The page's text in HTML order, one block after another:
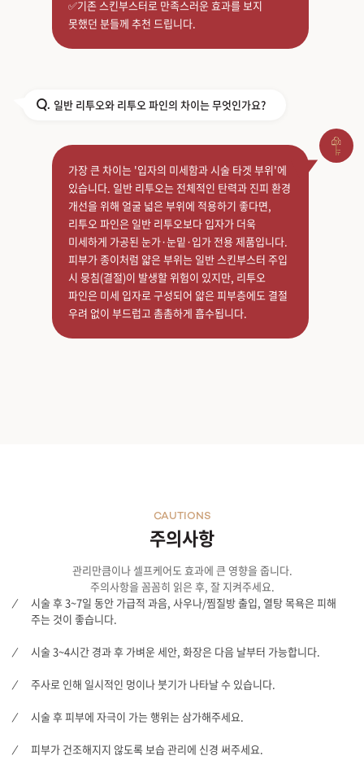
✅기존 스킨부스터로 만족스러운 효과를 보지
못했던 분들께 추천 드립니다.
Q. 일반 리투오와 리투오 파인의 차이는 무엇인가요?
가장 큰 차이는 '입자의 미세함과 시술 타겟 부위'에
있습니다. 일반 리투오는 전체적인 탄력과 진피 환경
개선을 위해 얼굴 넓은 부위에 적용하기 좋다면,
리투오 파인은 일반 리투오보다 입자가 더욱
미세하게 가공된 눈가·눈밑·입가 전용 제품입니다.
피부가 종이처럼 얇은 부위는 일반 스킨부스터 주입
시 뭉침(결절)이 발생할 위험이 있지만, 리투오
파인은 미세 입자로 구성되어 얇은 피부층에도 결절
우려 없이 부드럽고 촘촘하게 흡수됩니다.
주의사항
CAUTIONS
관리만큼이나 셀프케어도 효과에 큰 영향을 줍니다.
주의사항을 꼼꼼히 읽은 후, 잘 지켜주세요.
시술 후 3~7일 동안 가급적 과음, 사우나/찜질방 출입, 열탕 목욕은 피해
주는 것이 좋습니다.
시술 3~4시간 경과 후 가벼운 세안, 화장은 다음 날부터 가능합니다.
주사로 인해 일시적인 멍이나 붓기가 나타날 수 있습니다.
시술 후 피부에 자극이 가는 행위는 삼가해주세요.
피부가 건조해지지 않도록 보습 관리에 신경 써주세요.